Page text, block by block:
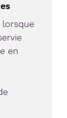
lorsque
en